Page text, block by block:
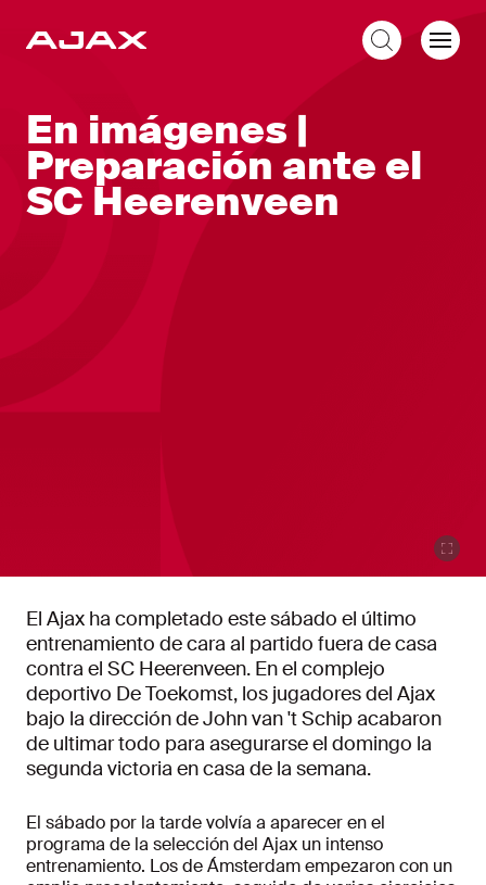
En imágenes |
Preparación ante el
SC Heerenveen
El Ajax ha completado este sábado el último
entrenamiento de cara al partido fuera de casa
contra el SC Heerenveen. En el complejo
deportivo De Toekomst, los jugadores del Ajax
bajo la dirección de John van 't Schip acabaron
de ultimar todo para asegurarse el domingo la
segunda victoria en casa de la semana.
El sábado por la tarde volvía a aparecer en el
programa de la selección del Ajax un intenso
entrenamiento. Los de Ámsterdam empezaron con un